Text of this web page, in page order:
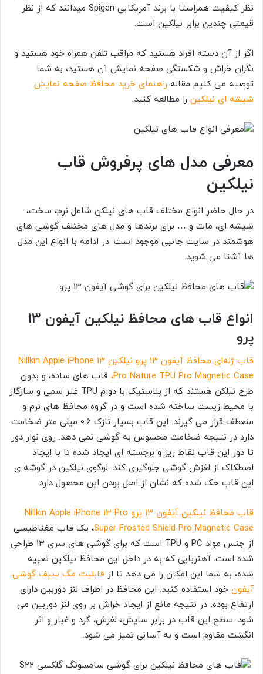
نظر کیفیت همراستا با برند آمریکایی Spigen میدانند که از نظر
قیمتی چندین برابر نیلکین است.
اگر از آن دسته افراد هستید که مراقب تلفن همراه خود هستید و
نگران خراش و شکستگی صفحه نمایش آن هستید، به شما
توصیه می کنیم مقاله راهنمای خرید محافظ صفحه نمایش
شیشه ای نیلکین را مطالعه کنید.
معرفی مدل های پرفروش قاب
نیلکین
در حال حاضر انواع مختلف قاب های نیلکن شامل نرم، سخت،
شیشه ای، مات و … برای برندها و مدل های مختلف گوشی های
هوشمند در سایت جانبی موجود است. در ادامه با انواع این مدل
ها آشنا می شوید.
انواع قاب های محافظ نیلکین آیفون 13
پرو
قاب ژله‌ای محافظ آیفون 13 پرو نیلکین Nillkin Apple iPhone 13
Pro Nature TPU Pro Magnetic Case، قاب های ساده، و بدون
طرح نیلکن هستند که از پلاستیک با دوام TPU غیر سمی و سازگار
با محیط زیست ساخته شده است و در گروه محافظ های نرم و
منعطف قرار می گیرند. این قاب بسیار نازک 0.6 میلی متر ضخامت
دارد در نتیجه ضخامت محسوس به گوشی نمی دهد. روی نوار دور
تا دور این قاب نقاط ریز و برجسته ای ایجاد شده تا با ایجاد
اصطکاک از لغزش گوشی جلوگیری کند. لوگوی نیلکین در گوشه ی
این قاب حک شده که نشان از اصل بودن این محصول دارد.
قاب محافظ نیلکین آیفون 13 پرو Nillkin Apple iPhone 13 Pro
Super Frosted Shield Pro Magnetic Case، یک قاب مغناطیسی
از جنس مواد PC و TPU است که برای گوشی های سری 13 طراحی
شده است. آهنربایی که به در داخل این محافظ نیلکین تعبیه
شده، به شما این امکان را می دهد تا از قابلیت مگ سیف گوشی
آیفون خود استفاده کنید. این محافظ در اطراف لنز دوربین دارای
ارتفاع بوده، در نتیجه مانع از ایجاد خراش بر روی لنز دوربین می
شود. سطح این قاب در برابر سایش، لغزش، گرد و غبار و اثر
انگشت مقاوم است و به آسانی تمیز می شود.